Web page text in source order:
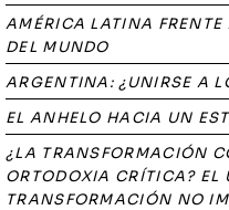
AMÉRICA LATINA
DEL MUNDO
ARGENTINA: ¿UNIRSE A
EL ANHELO HACIA UN
¿LA TRANSFORMACIÓN
ORTODOXIA CRÍTICA? EL
TRANSFORMACIÓN NO